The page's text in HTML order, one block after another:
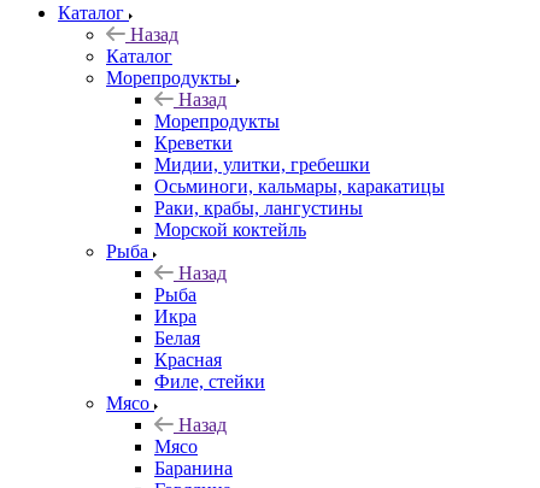
Каталог
Назад
Каталог
Морепродукты
Назад
Морепродукты
Креветки
Мидии, улитки, гребешки
Осьминоги, кальмары, каракатицы
Раки, крабы, лангустины
Морской коктейль
Рыба
Назад
Рыба
Икра
Белая
Красная
Филе, стейки
Мясо
Назад
Мясо
Баранина